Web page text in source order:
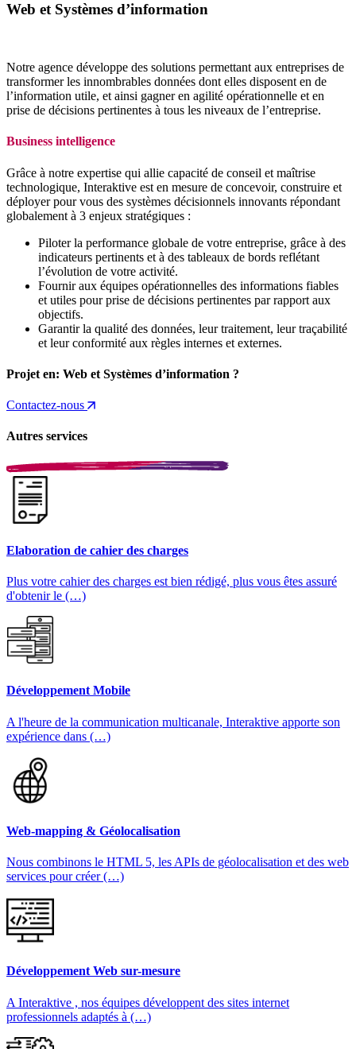
Web et Systèmes d’information
Notre agence développe des solutions permettant aux entreprises de
transformer les innombrables données dont elles disposent en de
l’information utile, et ainsi gagner en agilité opérationnelle et en
prise de décisions pertinentes à tous les niveaux de l’entreprise.
Business intelligence
Grâce à notre expertise qui allie capacité de conseil et maîtrise
technologique, Interaktive est en mesure de concevoir, construire et
déployer pour vous des systèmes décisionnels innovants répondant
globalement à 3 enjeux stratégiques :
Piloter la performance globale de votre entreprise, grâce à des
indicateurs pertinents et à des tableaux de bords reflétant
l’évolution de votre activité.
Fournir aux équipes opérationnelles des informations fiables
et utiles pour prise de décisions pertinentes par rapport aux
objectifs.
Garantir la qualité des données, leur traitement, leur traçabilité
et leur conformité aux règles internes et externes.
Projet en: Web et Systèmes d’information ?
Contactez-nous
Autres services
Elaboration de cahier des charges
Plus votre cahier des charges est bien rédigé, plus vous êtes assuré
d'obtenir le (…)
Développement Mobile
A l'heure de la communication multicanale, Interaktive apporte son
expérience dans (…)
Web-mapping & Géolocalisation
Nous combinons le HTML 5, les APIs de géolocalisation et des web
services pour créer (…)
Développement Web sur-mesure
A Interaktive , nos équipes développent des sites internet
professionnels adaptés à (…)